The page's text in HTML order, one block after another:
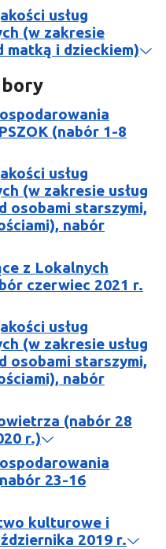
usług
(w zakresie
matką i dzieckiem)
(nabór 1-8
usług
(w zakresie usług
osobami starszymi,
nabór
z Lokalnych
czerwiec 2021 r.
usług
(w zakresie usług
osobami starszymi,
nabór
(nabór 28
r.)
23-16
kulturowe i
2019 r.